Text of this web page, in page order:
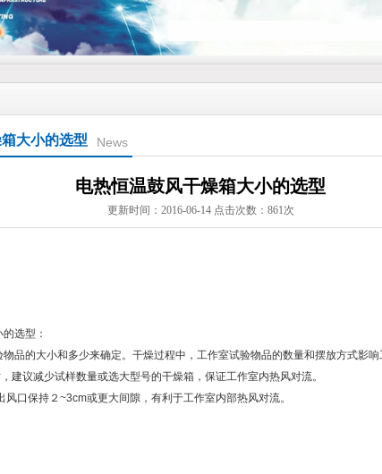
大小的选型 News
电热恒温鼓风干燥箱大小的选型
更新时间：2016-06-14 点击次数：861次
选型：
品的大小和多少来确定。干燥过程中，工作室试验物品的数量和摆放方式影
建议减少试样数量或选大型号的干燥箱，保证工作室内热风对流。
口保持２~3cm或更大间隙，有利于工作室内部热风对流。